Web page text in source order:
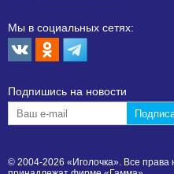
Мы в социальных сетях:
Подпишиcь на новости
© 2004-2026 «Иголочка». Все права